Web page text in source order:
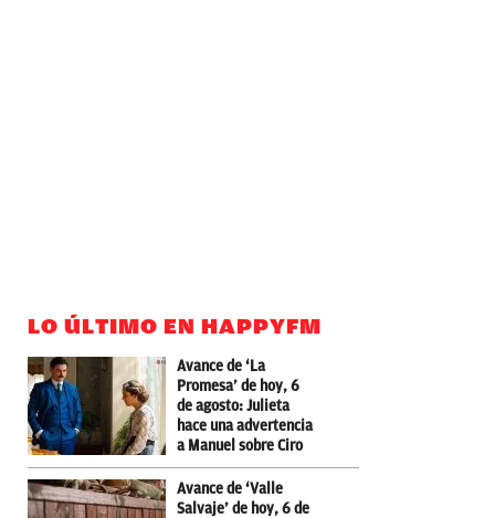
LO ÚLTIMO EN HAPPYFM
Avance de ‘La
Promesa’ de hoy, 6
de agosto: Julieta
hace una advertencia
a Manuel sobre Ciro
Avance de ‘Valle
Salvaje’ de hoy, 6 de